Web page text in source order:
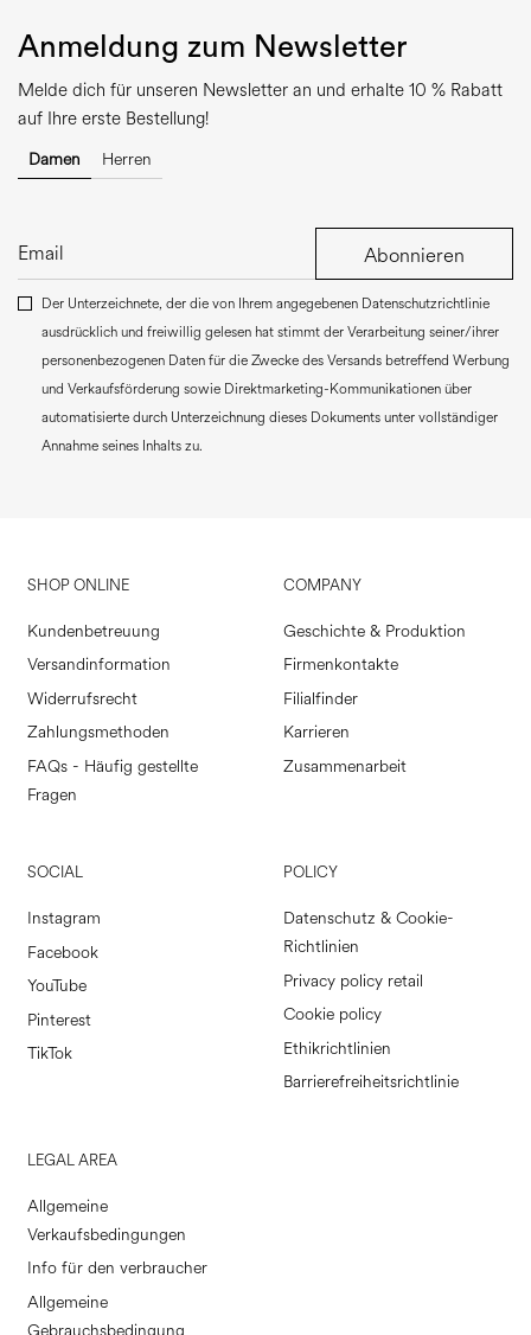
Anmeldung zum Newsletter
Melde dich für unseren Newsletter an und erhalte 10 % Rabatt
auf Ihre erste Bestellung!
Damen Herren
Abonnieren
Der Unterzeichnete, der die von Ihrem angegebenen Datenschutzrichtlinie
ausdrücklich und freiwillig gelesen hat stimmt der Verarbeitung seiner/ihrer
personenbezogenen Daten für die Zwecke des Versands betreffend Werbung
und Verkaufsförderung sowie Direktmarketing-Kommunikationen über
automatisierte durch Unterzeichnung dieses Dokuments unter vollständiger
Annahme seines Inhalts zu.
SHOP ONLINE
Kundenbetreuung
Versandinformation
Widerrufsrecht
Zahlungsmethoden
FAQs - Häufig gestellte
Fragen
COMPANY
Geschichte & Produktion
Firmenkontakte
Filialfinder
Karrieren
Zusammenarbeit
SOCIAL
Instagram
Facebook
YouTube
Pinterest
TikTok
POLICY
Datenschutz & Cookie-
Richtlinien
Privacy policy retail
Cookie policy
Ethikrichtlinien
Barrierefreiheitsrichtlinie
LEGAL AREA
Allgemeine
Verkaufsbedingungen
Info für den verbraucher
Allgemeine